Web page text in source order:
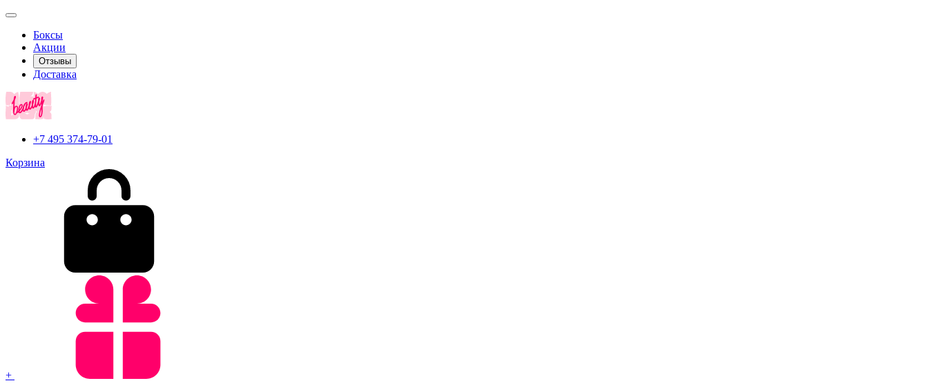
Боксы
Акции
Отзывы
Доставка
+7 495 374-79-01
Корзина
+